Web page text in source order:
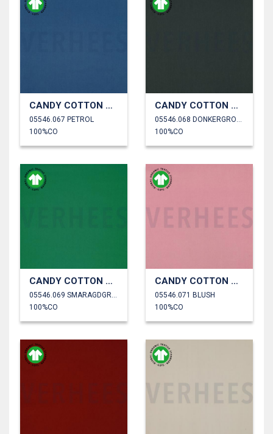
CANDY COTTON GOTS
05546.067 PETROL
100%CO
CANDY COTTON GOTS
05546.068 DONKERGROEN
100%CO
CANDY COTTON GOTS
05546.069 SMARAGDGROEN
100%CO
CANDY COTTON GOTS
05546.071 BLUSH
100%CO